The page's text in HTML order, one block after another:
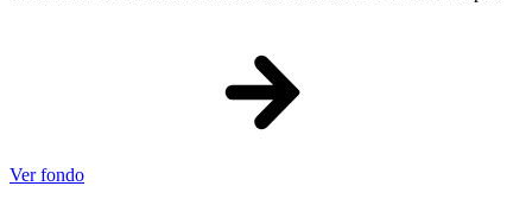
Ver fondo